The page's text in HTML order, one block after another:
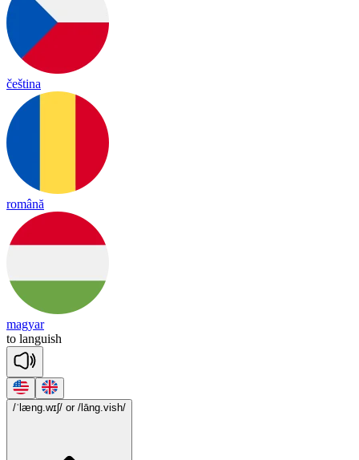
čeština
română
magyar
to languish
/ˈlæng.wɪʃ/ or /lāng.vish/